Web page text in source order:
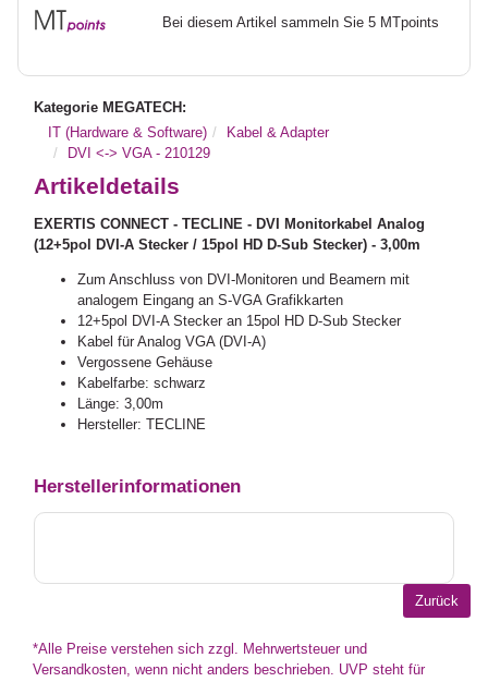
Bei diesem Artikel sammeln Sie 5 MTpoints
Kategorie MEGATECH:
IT (Hardware & Software)
Kabel & Adapter
DVI <-> VGA - 210129
Artikeldetails
EXERTIS CONNECT - TECLINE - DVI Monitorkabel Analog
(12+5pol DVI-A Stecker / 15pol HD D-Sub Stecker) - 3,00m
Zum Anschluss von DVI-Monitoren und Beamern mit
analogem Eingang an S-VGA Grafikkarten
12+5pol DVI-A Stecker an 15pol HD D-Sub Stecker
Kabel für Analog VGA (DVI-A)
Vergossene Gehäuse
Kabelfarbe: schwarz
Länge: 3,00m
Hersteller: TECLINE
Herstellerinformationen
*Alle Preise verstehen sich zzgl. Mehrwertsteuer und
Versandkosten, wenn nicht anders beschrieben. UVP steht für